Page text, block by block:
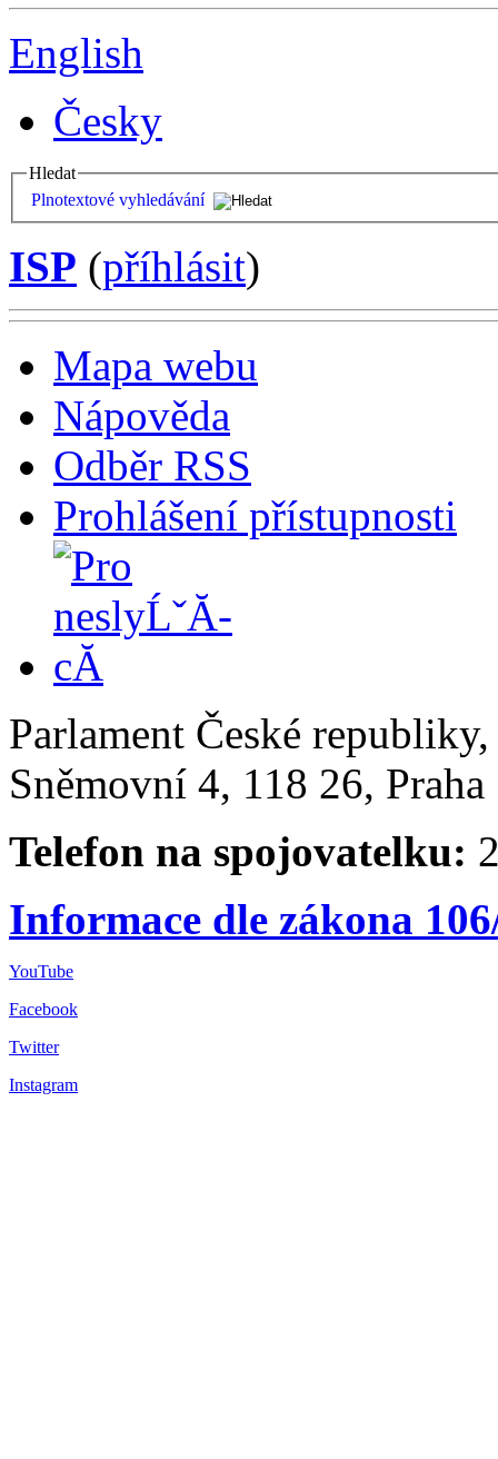
English
Česky
Hledat
Plnotextové vyhledávání
ISP (příhlásit)
Mapa webu
Nápověda
Odběr RSS
Prohlášení přístupnosti
Parlament České
Sněmovní 4, 118 26,
Telefon na spojovatelku:
Informace dle zákona
YouTube
Facebook
Twitter
Instagram